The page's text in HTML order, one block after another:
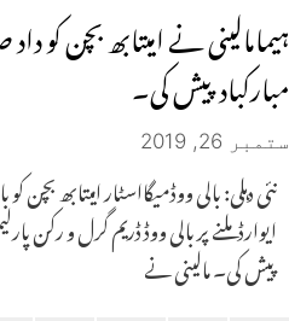
ہیمامالینی نے امیتابھ بچن کو
مبارکباد پیش کی۔
ستمبر 26, 2019
نئی دہلی: بالی ووڈمیگااسٹار امیتابھ بچن
ایوارڈ ملنے پر بالی ووڈ ڈریم گرل و رکن
پیش کی۔ مالینی نے